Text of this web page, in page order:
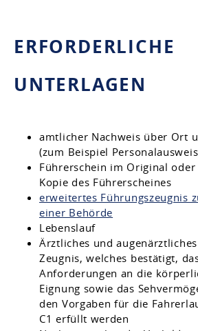
ERFORDERLICHE
UNTERLAGEN
amtlicher Nachweis über Ort
(zum Beispiel
Führerschein im Original
Kopie des Führerscheines
erweitertes Führungszeugnis
einer Behörde
Lebenslauf
Ärztliches und
Zeugnis, welches bestätigt,
Anforderungen an die
Eignung sowie das
den Vorgaben für die
C1 erfüllt werden